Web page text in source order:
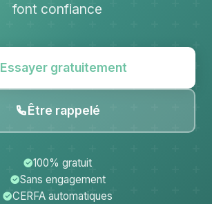
font confiance
Essayer gratuitement
Être rappelé
100% gratuit
Sans engagement
CERFA automatiques